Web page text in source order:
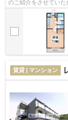
のご紹介をさせていただきます！ オシャレな外観
で室内設備も充実のオ
賃貸 | マンション